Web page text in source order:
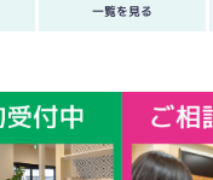
一覧を見る